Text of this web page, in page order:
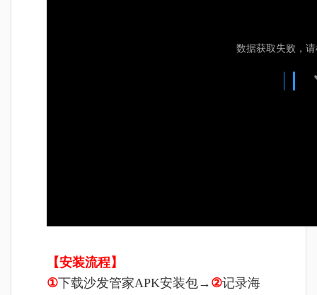
【安装流程】
①下载沙发管家APK安装包→ ②记录海